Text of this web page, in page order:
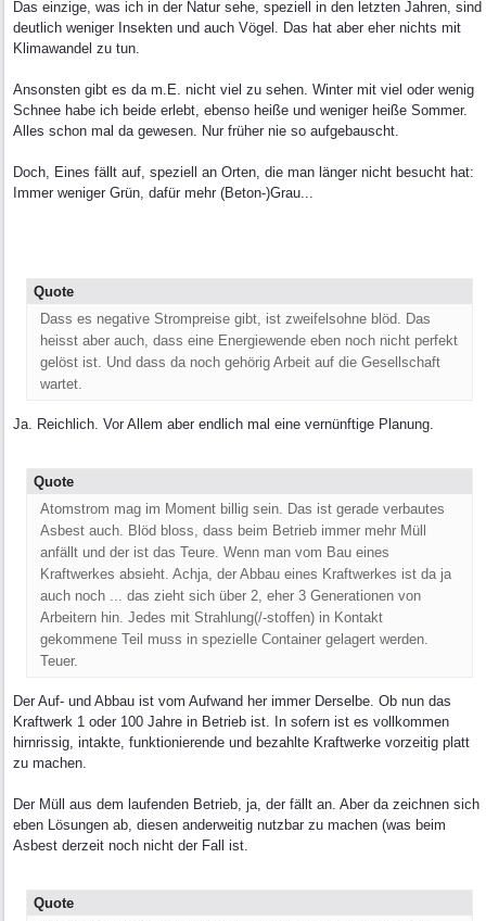
Das einzige, was ich in der Natur sehe, speziell in den letzten Jahren, sind
deutlich weniger Insekten und auch Vögel. Das hat aber eher nichts mit
Klimawandel zu tun.
Ansonsten gibt es da m.E. nicht viel zu sehen. Winter mit viel oder wenig
Schnee habe ich beide erlebt, ebenso heiße und weniger heiße Sommer.
Alles schon mal da gewesen. Nur früher nie so aufgebauscht.
Doch, Eines fällt auf, speziell an Orten, die man länger nicht besucht hat:
Immer weniger Grün, dafür mehr (Beton-)Grau...
Quote
Dass es negative Strompreise gibt, ist zweifelsohne blöd. Das
heisst aber auch, dass eine Energiewende eben noch nicht perfekt
gelöst ist. Und dass da noch gehörig Arbeit auf die Gesellschaft
wartet.
Ja. Reichlich. Vor Allem aber endlich mal eine vernünftige Planung.
Quote
Atomstrom mag im Moment billig sein. Das ist gerade verbautes
Asbest auch. Blöd bloss, dass beim Betrieb immer mehr Müll
anfällt und der ist das Teure. Wenn man vom Bau eines
Kraftwerkes absieht. Achja, der Abbau eines Kraftwerkes ist da ja
auch noch ... das zieht sich über 2, eher 3 Generationen von
Arbeitern hin. Jedes mit Strahlung(/-stoffen) in Kontakt
gekommene Teil muss in spezielle Container gelagert werden.
Teuer.
Der Auf- und Abbau ist vom Aufwand her immer Derselbe. Ob nun das
Kraftwerk 1 oder 100 Jahre in Betrieb ist. In sofern ist es vollkommen
hirnrissig, intakte, funktionierende und bezahlte Kraftwerke vorzeitig platt
zu machen.
Der Müll aus dem laufenden Betrieb, ja, der fällt an. Aber da zeichnen sich
eben Lösungen ab, diesen anderweitig nutzbar zu machen (was beim
Asbest derzeit noch nicht der Fall ist.
Quote